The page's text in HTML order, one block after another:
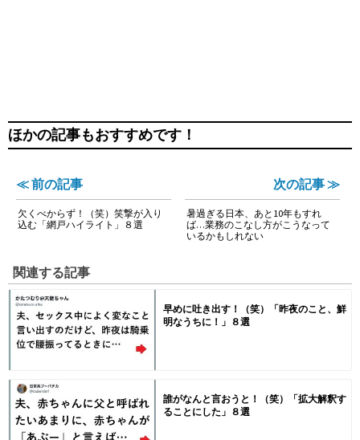
ほかの記事もおすすめです！
≪ 前の記事
欠くべからず！（笑）笑撃が入り
込む「網戸ハイライト」８選
次の記事 ≫
暑過ぎる日本、あと10年もすれ
ば…業務のこなし方がこうなって
いるかもしれない
関連する記事
早めに吐き出す！（笑）「昨夜のこと、鮮
明なうちに！」８選
誰がなんと言おうと！（笑）「拡大解釈す
ることにした」８選